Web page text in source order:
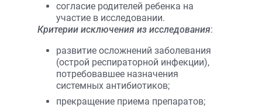
согласие родителей ребенка на
участие в исследовании.
Критерии исключения из исследования:
развитие осложнений заболевания
(острой респираторной инфекции),
потребовавшее назначения
системных антибиотиков;
прекращение приема препаратов;